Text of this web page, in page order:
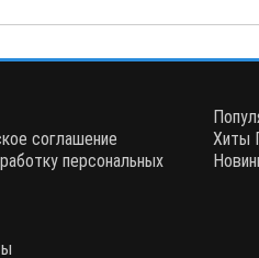
соглашение
персональных
Хиты